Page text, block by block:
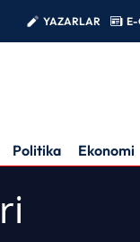
YAZARLAR E-
Politika Ekonomi